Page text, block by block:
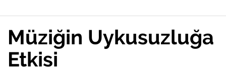
Müziğin Uykusuzluğa
Etkisi